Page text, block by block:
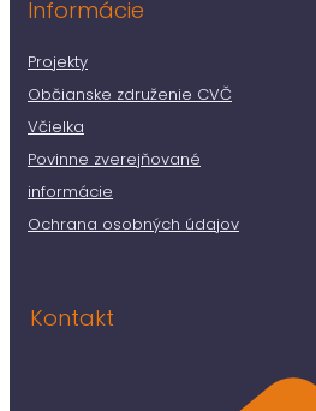
Informácie
Projekty
Občianske združenie CVČ
Včielka
Povinne zverejňované
informácie
Ochrana osobných údajov
Kontakt